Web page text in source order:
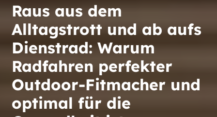
Raus aus dem
Alltagstrott und ab aufs
Dienstrad: Warum
Radfahren perfekter
Outdoor-Fitmacher und
optimal für die